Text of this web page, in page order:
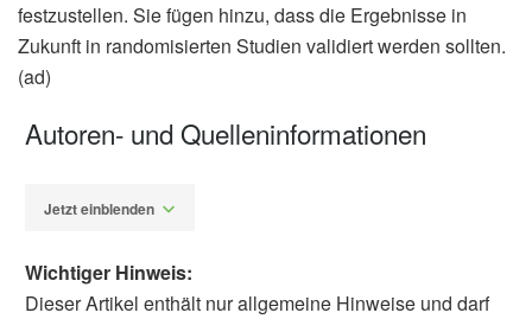
festzustellen. Sie fügen hinzu, dass die Ergebnisse in
Zukunft in randomisierten Studien validiert werden sollten.
(ad)
Autoren- und Quelleninformationen
Jetzt einblenden
Wichtiger Hinweis:
Dieser Artikel enthält nur allgemeine Hinweise und darf